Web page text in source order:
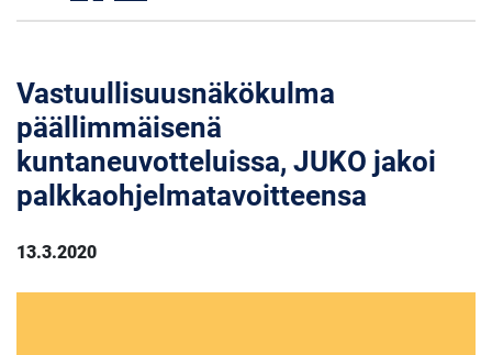
Vastuullisuusnäkökulma
päällimmäisenä
kuntaneuvotteluissa, JUKO jakoi
palkkaohjelmatavoitteensa
13.3.2020